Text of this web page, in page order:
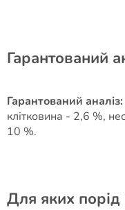
Гарантований
Гарантований аналіз:
клітковина - 2,6 %,
10 %.
Для яких порід